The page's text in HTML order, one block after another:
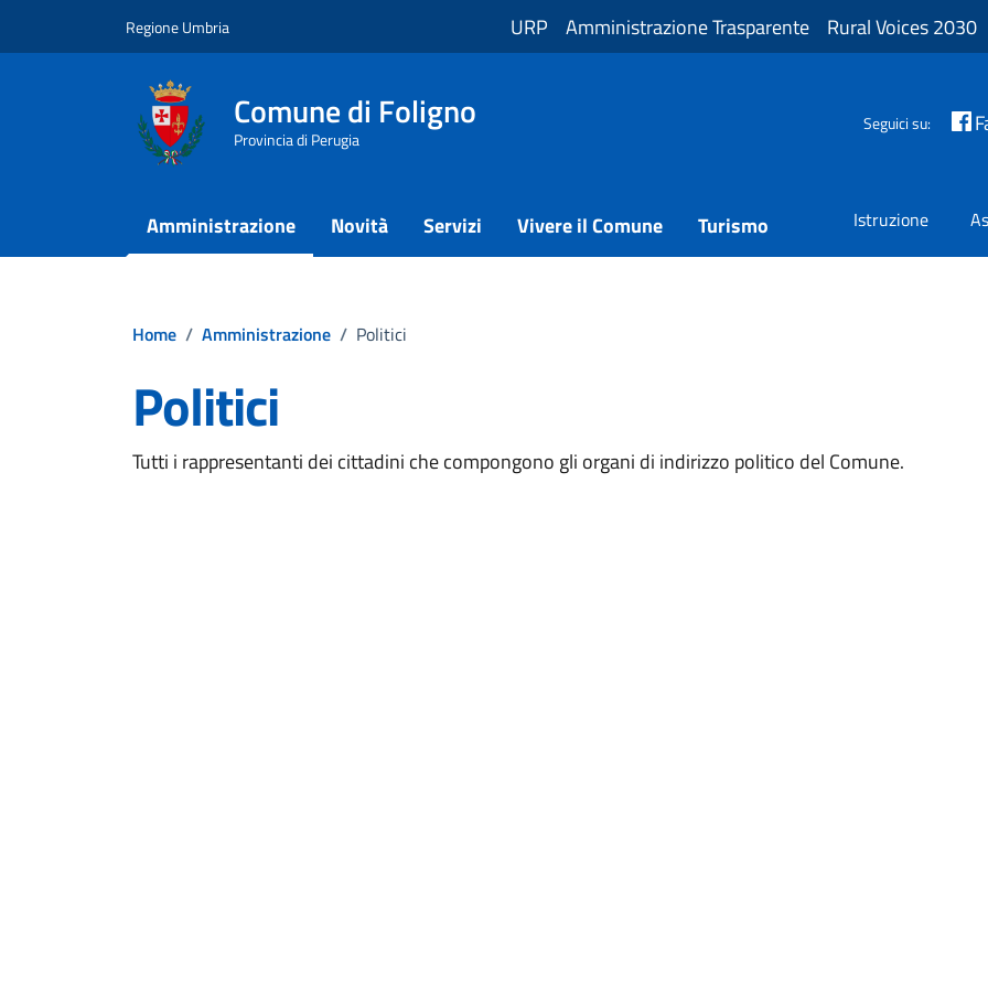
Regione Umbria URP Amministrazione Trasparente Rural Voices 2030
Comune di Foligno
Provincia di Perugia
Seguici su:
Amministrazione Novità Servizi Vivere il Comune Turismo Istruzione
Home / Amministrazione / Politici
Politici
Tutti i rappresentanti dei cittadini che compongono gli organi di indirizzo politico del Comune.